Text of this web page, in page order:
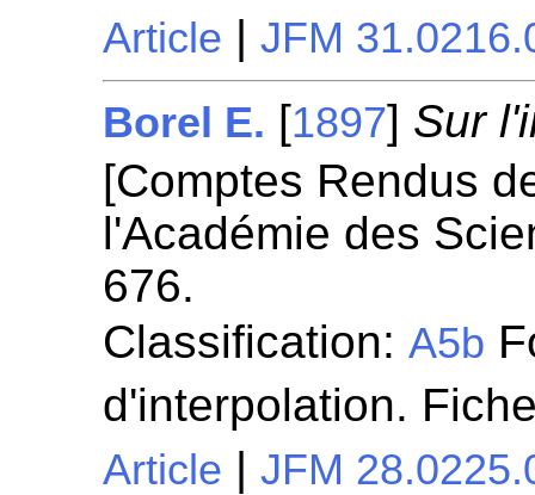
Article |JFM
Borel E. [1897] Sur
[Comptes Rendus
l'Académie des
676.
Classification:A5b
d'interpolation.
Article |JFM